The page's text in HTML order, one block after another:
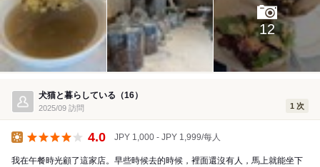
12
犬猫と暮らしている（16）
2025/09 訪問 1 次
4.0 JPY 1,000 - JPY 1,999/每人
我在午餐時光顧了這家店。早些時候去的時候，裡面還沒有人，馬上就能坐下